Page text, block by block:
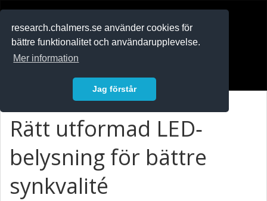
research.chalmers.se använder cookies för
bättre funktionalitet och användarupplevelse.
Mer information
Jag förstår
Rätt utformad LED‐
belysning för bättre
synkvalité